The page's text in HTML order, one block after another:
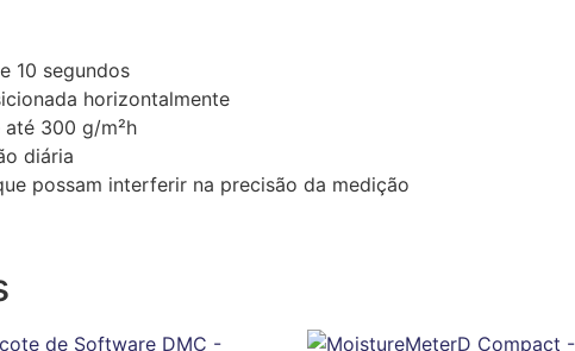
10 segundos
horizontalmente
300 g/m²h
diária
possam interferir na precisão da medição